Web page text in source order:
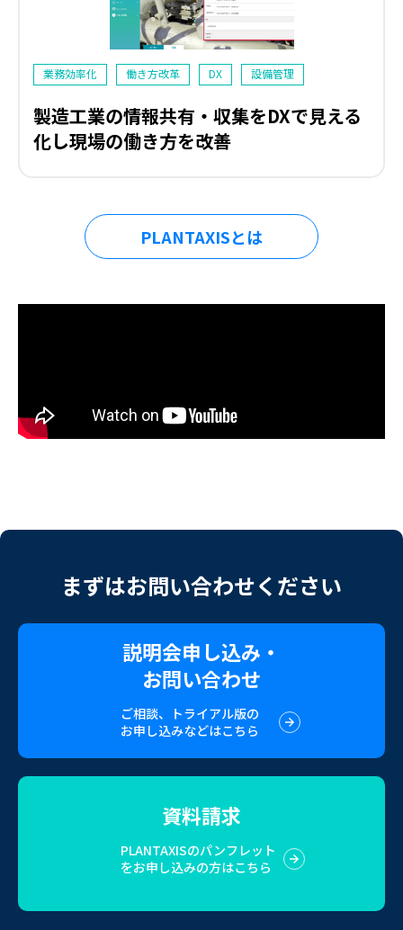
業務効率化 働き方改革 DX 設備管理
製造工業の情報共有・収集をDXで見える
化し現場の働き方を改善
PLANTAXISとは
まずはお問い合わせください
説明会申し込み・
お問い合わせ
ご相談、トライアル版の
お申し込みなどはこちら
資料請求
PLANTAXISのパンフレット
をお申し込みの方はこちら